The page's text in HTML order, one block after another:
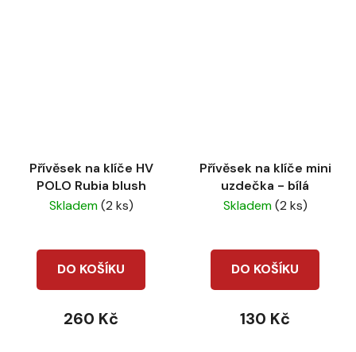
Přívěsek na klíče HV
POLO Rubia blush
Skladem(2 ks)
DO KOŠÍKU
260 Kč
Přívěsek na klíče mini
uzdečka - bílá
Skladem(2 ks)
DO KOŠÍKU
130 Kč